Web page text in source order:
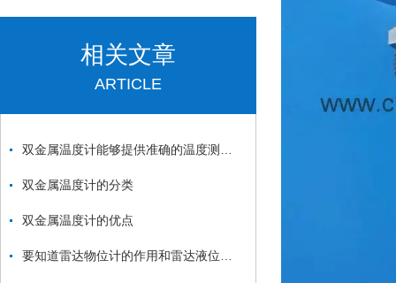
相关文章
ARTICLE
双金属温度计的分类
双金属温度计的优点